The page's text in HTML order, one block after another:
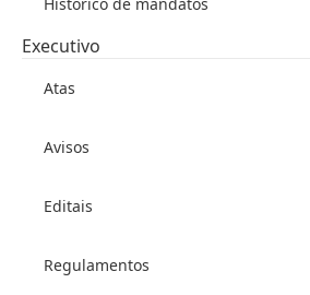
Executivo
Atas
Avisos
Editais
Regulamentos